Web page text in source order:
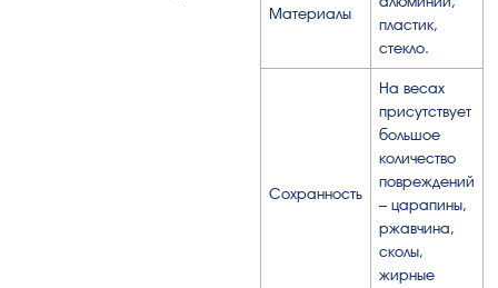
Материалы
пластик,
стекло.
Сохранность
На весах
присутствует
большое
количество
повреждений
– царапины,
ржавчина,
сколы,
жирные